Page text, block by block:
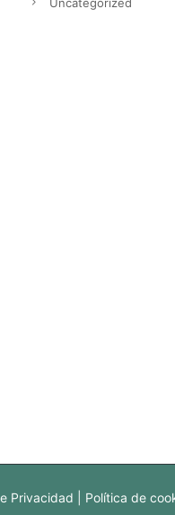
Privacidad Política de